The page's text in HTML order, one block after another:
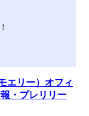
エリー）オフィ
・プレリリー